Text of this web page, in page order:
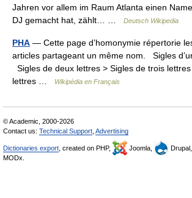
Jahren vor allem im Raum Atlanta einen
DJ gemacht hat, zählt… …
Deutsch Wikipedia
PHA — Cette page d’homonymie répertorie
articles partageant un même nom. Sigles
Sigles de deux lettres > Sigles de trois
lettres …
Wikipédia en Français
© Academic, 2000-2026
Contact us: Technical Support Advertising
Dictionaries export , created on PHP, Joomla, Drupal,
MODx.